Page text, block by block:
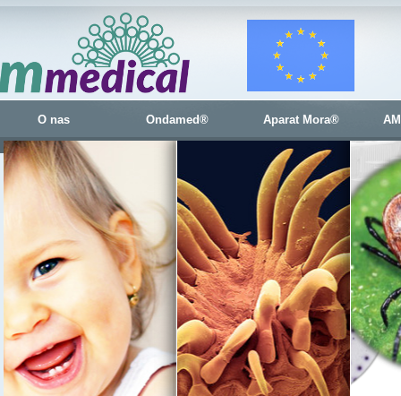
O nas Ondamed® Aparat Mora®